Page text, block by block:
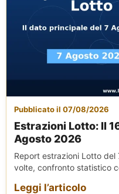
Pubblicato il 07/08/2026
Estrazioni Lotto: Il
Agosto 2026
Report estrazioni Lotto
volte, confronto statistico
Leggi l’articolo